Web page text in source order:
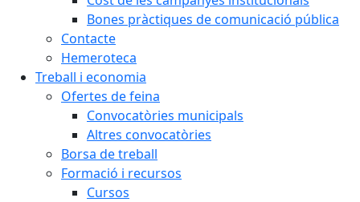
Bones pràctiques de comunicació pública
Contacte
Hemeroteca
Treball i economia
Ofertes de feina
Convocatòries municipals
Altres convocatòries
Borsa de treball
Formació i recursos
Cursos